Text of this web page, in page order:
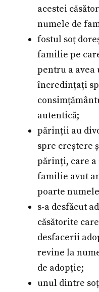
acestei
numele de
fostul soț
familie pe
pentru a avea
încredințați
autentică;
părinții au
spre creștere
părinți, care a
familie avut
poarte
s-a desfăcut
căsătorite
desfacerii
revine la
de adopție;
unul dintre